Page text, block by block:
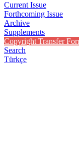
Current Issue
Forthcoming Issue
Archive
Supplements
Copyright Transfer
Search
Türkçe